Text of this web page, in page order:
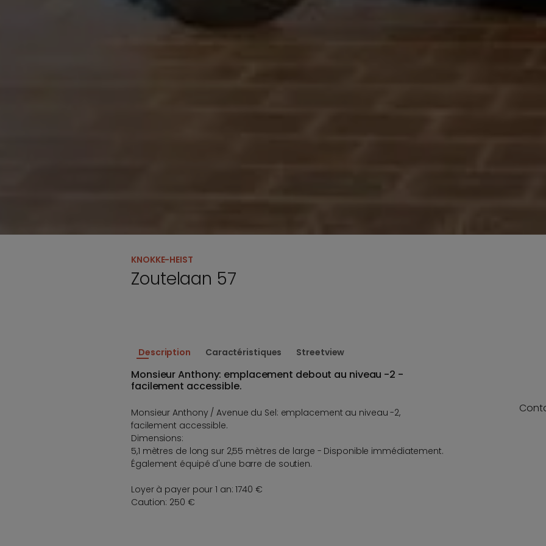
KNOKKE-HEIST
Zoutelaan 57
Description Caractéristiques Streetview
Monsieur Anthony: emplacement debout au niveau -2 -
facilement accessible.
Monsieur Anthony / Avenue du Sel: emplacement au niveau -2,
facilement accessible.
Dimensions:
5,1 mètres de long sur 2,55 mètres de large - Disponible immédiatement.
Également équipé d'une barre de soutien.
Loyer à payer pour 1 an: 1740 €
Caution: 250 €